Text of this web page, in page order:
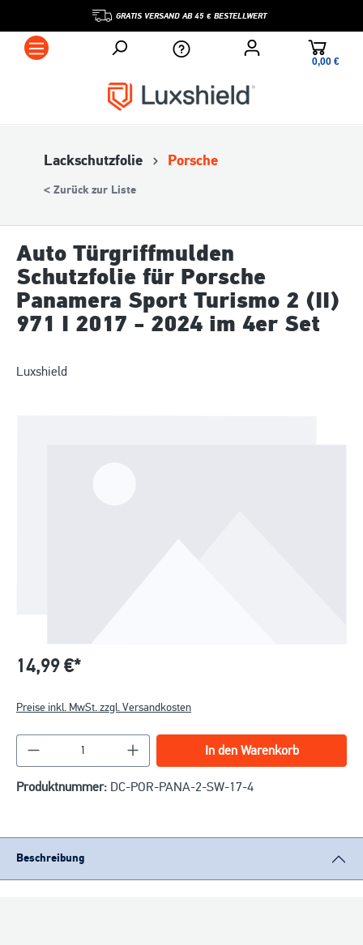
GRATIS VERSAND AB 45 € BESTELLWERT
0,00 €*
Lackschutzfolie Porsche
< Zurück zur Liste
Auto Türgriffmulden
Schutzfolie für Porsche
Panamera Sport Turismo 2 (II)
971 I 2017 - 2024 im 4er Set
Luxshield
14,99 €*
Preise inkl. MwSt. zzgl. Versandkosten
Produkt Anzahl: Gib den gewünschten Wert
In den Warenkorb
Produktnummer: DC-POR-PANA-2-SW-17-4
Beschreibung